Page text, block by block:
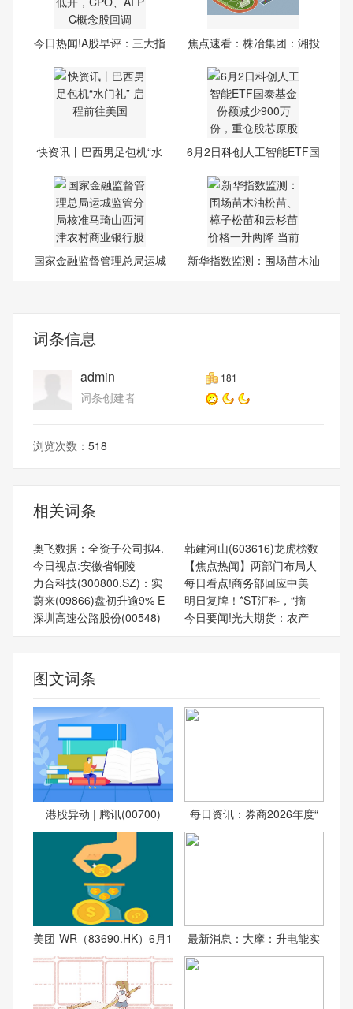
今日热闻!A股早评：三大指
焦点速看：株冶集团：湘投
快资讯丨巴西男足包机“水
6月2日科创人工智能ETF国
国家金融监督管理总局运城
新华指数监测：围场苗木油
词条信息
admin 181
词条创建者
浏览次数： 518
相关词条
奥飞数据：全资子公司拟4.
韩建河山(603616)龙虎榜数
今日视点:‌安徽省‌铜陵
【焦点热闻】两部门布局人
力合科技(300800.SZ)：实
每日看点!商务部回应中美
蔚来(09866)盘初升逾9% E
明日复牌！*ST汇科，“摘
深圳高速公路股份(00548)
今日要闻!光大期货：农产
图文词条
港股异动 | 腾讯(00700) 每日资讯：券商2026年度“
美团-WR（83690.HK）6月1 最新消息：大摩：升电能实